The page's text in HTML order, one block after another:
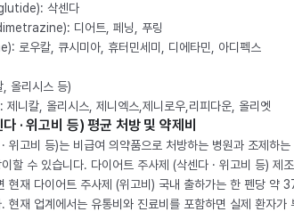
삭센다
디어트, 페닝, 푸링
로우칼, 큐시미아, 휴터민세미, 디에타민, 아디펙스
올리시스 등)
니칼, 올리시스, 제니엑스,제니로우,리피다운, 올리엣
· 위고비 등) 평균 처방 및 약제비
위고비 등)는 비급여 의약품으로 처방하는 병원과 조제하는
할 수 있습니다. 다이어트 주사제 (삭센다 · 위고비 등) 제
현재 다이어트 주사제 (위고비) 국내 출하가는 한 펜당 약
현재 업계에서는 유통비와 진료비를 포함하면 실제 환자가